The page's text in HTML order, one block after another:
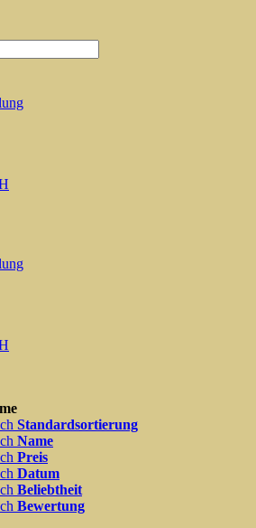
Standardsortierung
Name
Preis
Datum
Beliebtheit
Bewertung